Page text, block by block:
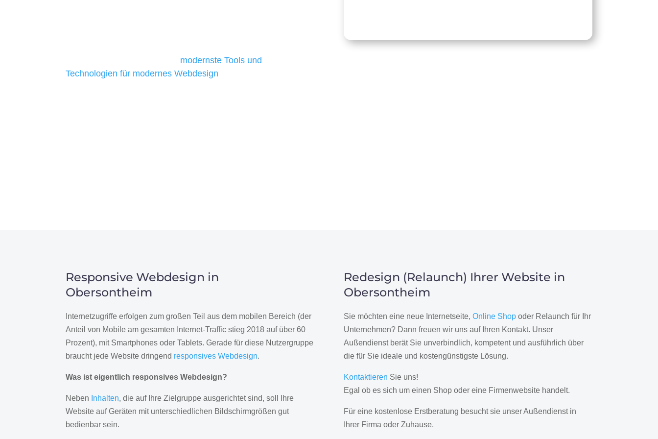
modernste Tools und
Technologien für modernes Webdesign
Responsive Webdesign in
Obersontheim
Internetzugriffe erfolgen zum großen Teil aus dem mobilen Bereich (der
Anteil von Mobile am gesamten Internet-Traffic stieg 2018 auf über 60
Prozent), mit Smartphones oder Tablets. Gerade für diese Nutzergruppe
braucht jede Website dringend responsives Webdesign.
Was ist eigentlich responsives Webdesign?
Neben Inhalten, die auf Ihre Zielgruppe ausgerichtet sind, soll Ihre
Website auf Geräten mit unterschiedlichen Bildschirmgrößen gut
bedienbar sein.
Redesign (Relaunch) Ihrer Website in
Obersontheim
Sie möchten eine neue Internetseite, Online Shopoder Relaunch für Ihr
Unternehmen? Dann freuen wir uns auf Ihren Kontakt. Unser
Außendienst berät Sie unverbindlich, kompetent und ausführlich über
die für Sie ideale und kostengünstigste Lösung.
Kontaktieren Sie uns!
Egal ob es sich um einen Shop oder eine Firmenwebsite handelt.
Für eine kostenlose Erstberatung besucht sie unser Außendienst in
Ihrer Firma oder Zuhause.